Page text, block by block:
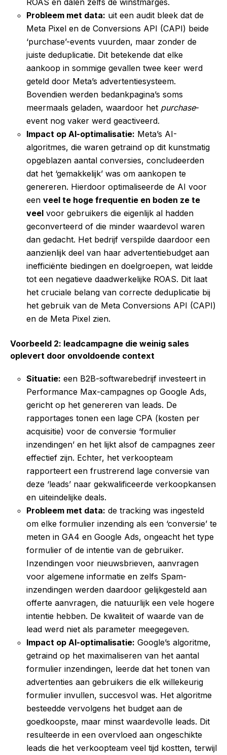
ROAS en dalen zelfs de winstmarges.
Probleem met data: uit een audit bleek dat de
Meta Pixel en de Conversions API (CAPI) beide
‘purchase’-events vuurden, maar zonder de
juiste deduplicatie. Dit betekende dat elke
aankoop in sommige gevallen twee keer werd
geteld door Meta’s advertentiesysteem.
Bovendien werden bedankpagina’s soms
meermaals geladen, waardoor het purchase-
event nog vaker werd geactiveerd.
Impact op AI-optimalisatie: Meta’s AI-
algoritmes, die waren getraind op dit kunstmatig
opgeblazen aantal conversies, concludeerden
dat het ‘gemakkelijk’ was om aankopen te
genereren. Hierdoor optimaliseerde de AI voor
een veel te hoge frequentie en boden ze te
veel voor gebruikers die eigenlijk al hadden
geconverteerd of die minder waardevol waren
dan gedacht. Het bedrijf verspilde daardoor een
aanzienlijk deel van haar advertentiebudget aan
inefficiënte biedingen en doelgroepen, wat leidde
tot een negatieve daadwerkelijke ROAS. Dit laat
het cruciale belang van correcte deduplicatie bij
het gebruik van de Meta Conversions API (CAPI)
en de Meta Pixel zien.
Voorbeeld 2: leadcampagne die weinig sales
oplevert door onvoldoende context
Situatie: een B2B-softwarebedrijf investeert in
Performance Max-campagnes op Google Ads,
gericht op het genereren van leads. De
rapportages tonen een lage CPA (kosten per
acquisitie) voor de conversie ‘formulier
inzendingen’ en het lijkt alsof de campagnes zeer
effectief zijn. Echter, het verkoopteam
rapporteert een frustrerend lage conversie van
deze ‘leads’ naar gekwalificeerde verkoopkansen
en uiteindelijke deals.
Probleem met data: de tracking was ingesteld
om elke formulier inzending als een ‘conversie’ te
meten in GA4 en Google Ads, ongeacht het type
formulier of de intentie van de gebruiker.
Inzendingen voor nieuwsbrieven, aanvragen
voor algemene informatie en zelfs Spam-
inzendingen werden daardoor gelijkgesteld aan
offerte aanvragen, die natuurlijk een vele hogere
intentie hebben. De kwaliteit of waarde van de
lead werd niet als parameter meegegeven.
Impact op AI-optimalisatie: Google’s algoritme,
getraind op het maximaliseren van het aantal
formulier inzendingen, leerde dat het tonen van
advertenties aan gebruikers die elk willekeurig
formulier invullen, succesvol was. Het algoritme
besteedde vervolgens het budget aan de
goedkoopste, maar minst waardevolle leads. Dit
resulteerde in een overvloed aan ongeschikte
leads die het verkoopteam veel tijd kostten, terwijl